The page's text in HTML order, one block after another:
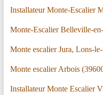
Installateur Monte-Escalier
Monte-Escalier Belleville-
Monte escalier Jura, Lons-
Monte escalier Arbois
Installateur Monte Escalier